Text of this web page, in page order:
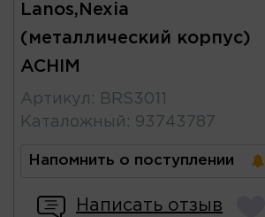
Lanos,Nexia
(металлический корпус)
ACHIM
Артикул :
BRS3011
Каталожный : 93743787
Напомнить о поступлении
Написать отзыв